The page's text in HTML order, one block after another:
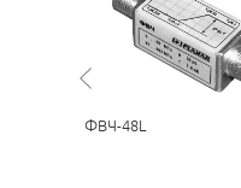
ФВЧ-48L